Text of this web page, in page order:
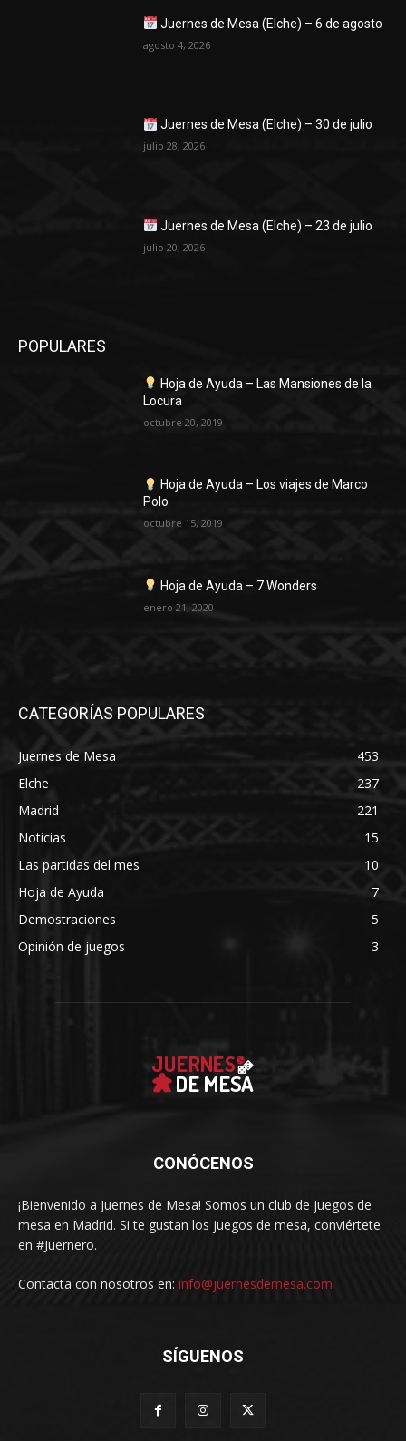
Juernes de Mesa (Elche) – 6 de agosto
agosto 4, 2026
Juernes de Mesa (Elche) – 30 de julio
julio 28, 2026
Juernes de Mesa (Elche) – 23 de julio
julio 20, 2026
POPULARES
Hoja de Ayuda – Las Mansiones de la
Locura
octubre 20, 2019
Hoja de Ayuda – Los viajes de Marco
Polo
octubre 15, 2019
Hoja de Ayuda – 7 Wonders
enero 21, 2020
CATEGORÍAS POPULARES
Juernes de Mesa
453
Elche
237
Madrid
221
Noticias
15
Las partidas del mes
10
Hoja de Ayuda
7
Demostraciones
5
Opinión de juegos
3
CONÓCENOS
¡Bienvenido a Juernes de Mesa! Somos un club de juegos de
mesa en Madrid. Si te gustan los juegos de mesa, conviértete
en #Juernero.
Contacta con nosotros en: info@juernesdemesa.com
SÍGUENOS